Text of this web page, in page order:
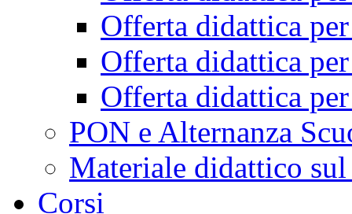
Offerta didattica
Offerta didattica
Offerta didattica
PON e Alternanza
Materiale didattico
Corsi